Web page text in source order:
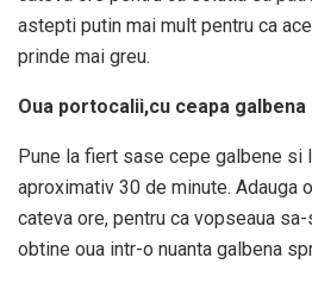
astepti putin mai mult pentru ca
prinde mai greu.
Oua portocalii,cu ceapa galbena
Pune la fiert sase cepe galbene si
aproximativ 30 de minute. Adauga
cateva ore, pentru ca vopseaua
obtine oua intr-o nuanta galbena